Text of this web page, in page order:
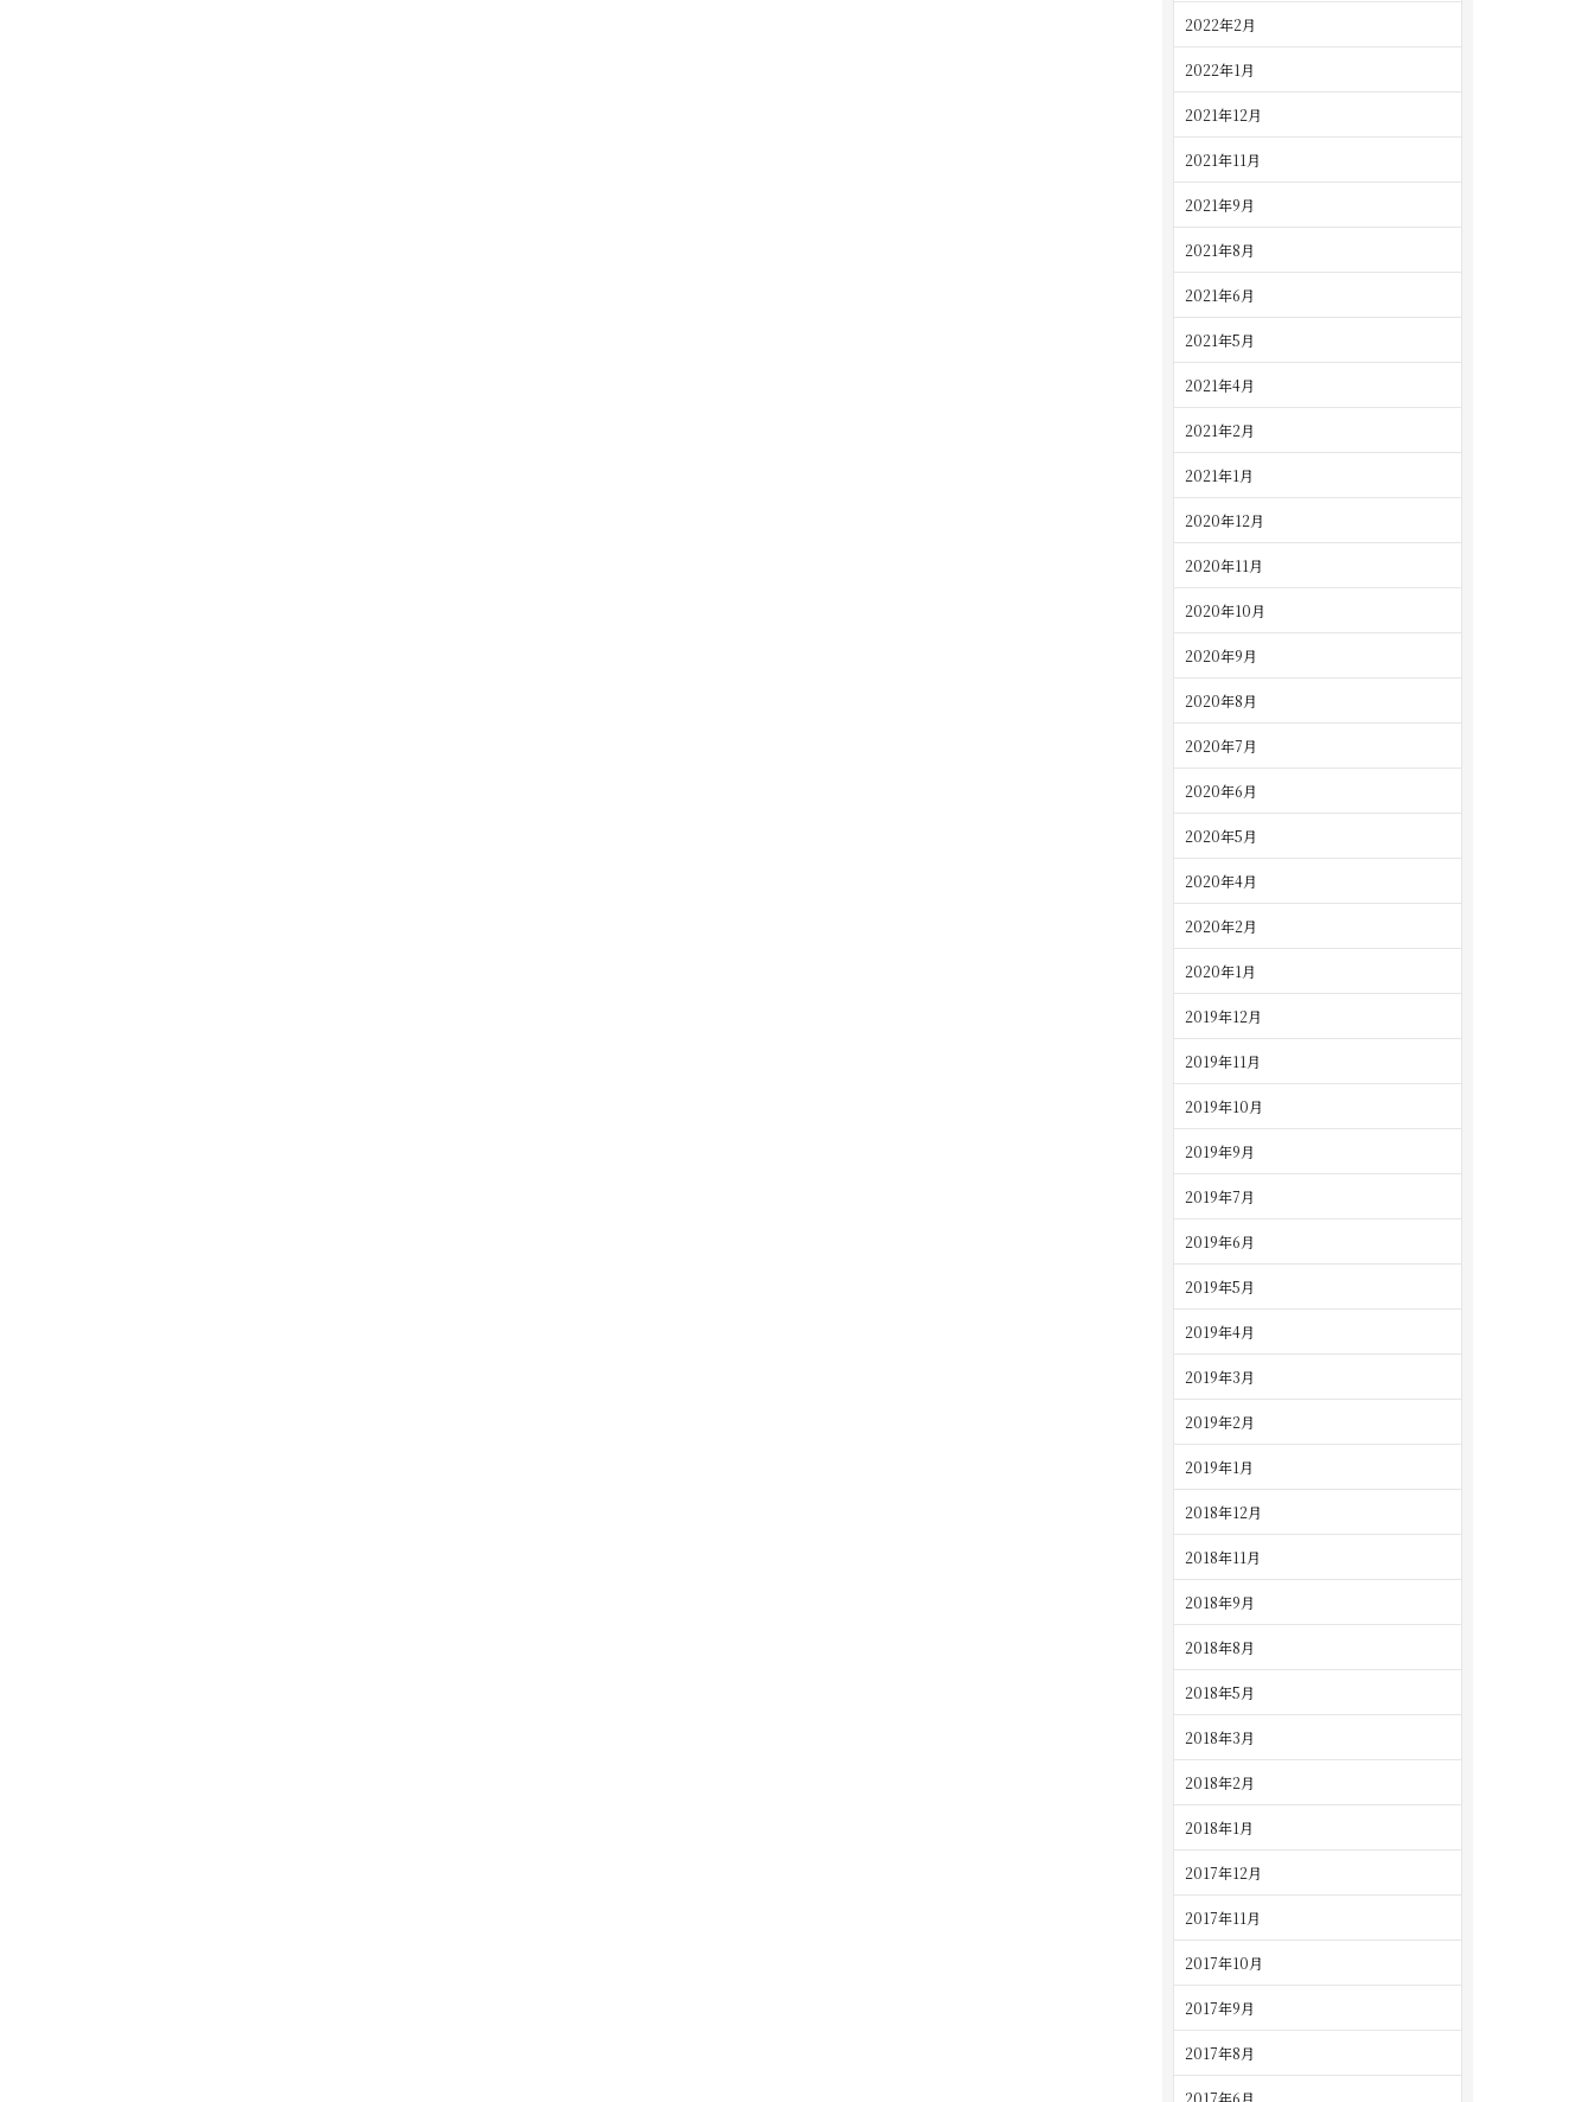
2022年2月
2022年1月
2021年12月
2021年11月
2021年9月
2021年8月
2021年6月
2021年5月
2021年4月
2021年2月
2021年1月
2020年12月
2020年11月
2020年10月
2020年9月
2020年8月
2020年7月
2020年6月
2020年5月
2020年4月
2020年2月
2020年1月
2019年12月
2019年11月
2019年10月
2019年9月
2019年7月
2019年6月
2019年5月
2019年4月
2019年3月
2019年2月
2019年1月
2018年12月
2018年11月
2018年9月
2018年8月
2018年5月
2018年3月
2018年2月
2018年1月
2017年12月
2017年11月
2017年10月
2017年9月
2017年8月
2017年6月